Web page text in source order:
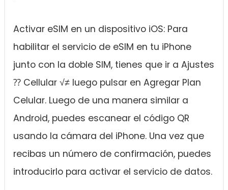
Activar eSIM en un dispositivo iOS: Para
habilitar el servicio de eSIM en tu iPhone
junto con la doble SIM, tienes que ir a Ajustes
⁇ Cellular √≠ luego pulsar en Agregar Plan
Celular. Luego de una manera similar a
Android, puedes escanear el código QR
usando la cámara del iPhone. Una vez que
recibas un número de confirmación, puedes
introducirlo para activar el servicio de datos.